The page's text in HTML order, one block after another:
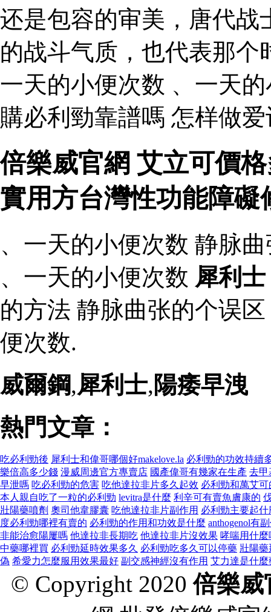
还是包容的审美，唐代战
的战斗气质，也代表那
一天的小便次数 、一天
購必利勁靠譜嗎 怎样做
倍樂威官網 艾立可價
實用方台灣性功能障礙
、一天的小便次数 静脉
、一天的小便次数 犀利士
的方法 静脉曲张的个误
便次数.
威爾鋼,犀利士, 陽痿早洩
熱門文章：
吃必利勁後 犀利士和偉哥哪個好makelove.la 必利勁的功效持續
樂倍高多少錢 漫威周邊官方專賣店 國產偉哥有幾家在生產 去甲
早泄嗎 吃必利勁的危害 吃他達拉非片多久起效 必利勁和萬艾可
本人親自吃了一粒的必利勁 levitra是什麼 利辛可有賣魚膚康的
壯陽藥噴劑 奧司他韋膠囊 吃他達拉非片副作用 必利勁主要起什
度必利勁哪裡有賣的 必利勁的作用和功效是什麼 anthogenol有
非能治愈陽屢嗎 他達拉非長期吃 他達拉非片沒效果 哮喘用什麼
中藥哪裡買 必利勁延時效果多久 必利勁吃多久可以停藥 壯陽
偽 希愛力怎麼服用效果最好 副交感神經沒有作用 艾力達是什麼
© Copyright 2020倍樂威